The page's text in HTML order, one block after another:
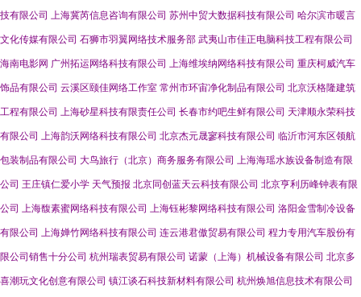
技有限公司 上海冀芮信息咨询有限公司 苏州中贸大数据科技有限公司 哈尔滨市暖言
文化传媒有限公司 石狮市羽翼网络技术服务部 武夷山市佳正电脑科技工程有限公司
海南电影网 广州拓运网络科技有限公司 上海维埃纳网络科技有限公司 重庆柯威汽车
饰品有限公司 云溪区颐佳网络工作室 常州市环宙净化制品有限公司 北京沃格隆建筑
工程有限公司 上海砂星科技有限责任公司 长春市约吧生鲜有限公司 天津顺永荣科技
有限公司 上海韵沃网络科技有限公司 北京杰元晟寥科技有限公司 临沂市河东区领航
包装制品有限公司 大鸟旅行（北京）商务服务有限公司 上海海瑶水族设备制造有限
公司 王庄镇仁爱小学 天气预报 北京同创蓝天云科技有限公司 北京亨利历峰钟表有限
公司 上海馥素蜜网络科技有限公司 上海钰彬黎网络科技有限公司 洛阳金雪制冷设备
有限公司 上海婵竹网络科技有限公司 连云港君傲贸易有限公司 程力专用汽车股份有
限公司销售十分公司 杭州瑞表贸易有限公司 诺蒙（上海）机械设备有限公司 北京多
喜潮玩文化创意有限公司 镇江谈石科技新材料有限公司 杭州焕旭信息技术有限公司